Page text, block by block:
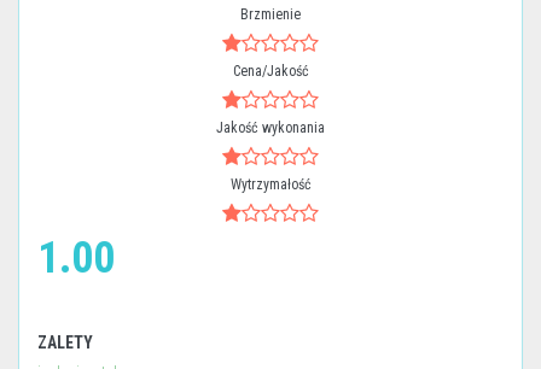
Brzmienie
Cena/Jakość
Jakość wykonania
Wytrzymałość
1.00
ZALETY